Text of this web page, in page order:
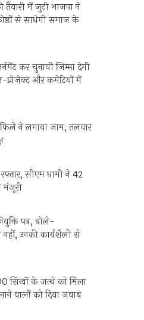
तैयारी में जुटी भाजपा ने
से साधेगी समाज के
कर चुनावी जिम्मा देगी
और कमेटियों में
ने लगाया जाम, तलवार
सीएम धामी ने 42
मंजूरी
पत्र, बोले-
उनकी कार्यशैली से
सिखों के जत्थे को मिला
वालों को दिया जवाब